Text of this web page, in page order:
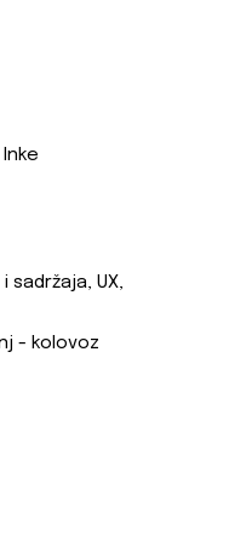
sadržaja, UX,
- kolovoz